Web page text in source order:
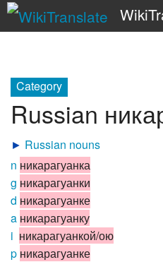
Category
Russian
► Russian nouns
n никарагуанка
g никарагуанки
d никарагуанке
a никарагуанку
i никарагуанкой/ою
p никарагуанке